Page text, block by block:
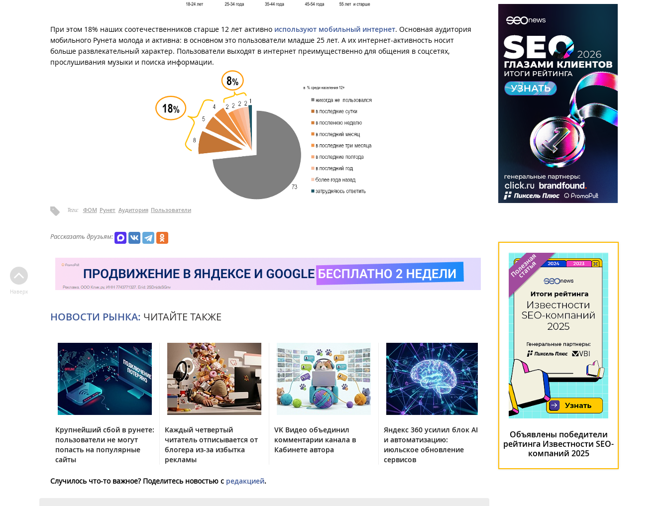
При этом 18% наших соотечественников старше 12 лет активно используют мобильный интернет. Основная аудитория
мобильного Рунета молода и активна: в основном это пользователи младше 25 лет. А их интернет-активность носит
больше развлекательный характер. Пользователи выходят в интернет преимущественно для общения в соцсетях,
прослушивания музыки и поиска информации.
Теги: ФОМ Рунет Аудитория Пользователи
Рассказать друзьям:
НОВОСТИ РЫНКА: ЧИТАЙТЕ ТАКЖЕ
Крупнейший сбой в рунете:
пользователи не могут
попасть на популярные
сайты
Каждый четвертый
читатель отписывается от
блогера из-за избытка
рекламы
VK Видео объединил
комментарии канала в
Кабинете автора
Яндекс 360 усилил блок AI
и автоматизацию:
июльское обновление
сервисов
Случилось что-то важное? Поделитесь новостью с редакцией.
Наверх
Объявлены победители
рейтинга Известности SEO-
компаний 2025